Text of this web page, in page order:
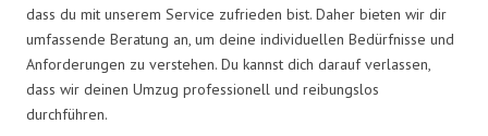
dass du mit unserem Service zufrieden bist. Daher bieten wir dir
umfassende Beratung an, um deine individuellen Bedürfnisse und
Anforderungen zu verstehen. Du kannst dich darauf verlassen,
dass wir deinen Umzug professionell und reibungslos
durchführen.